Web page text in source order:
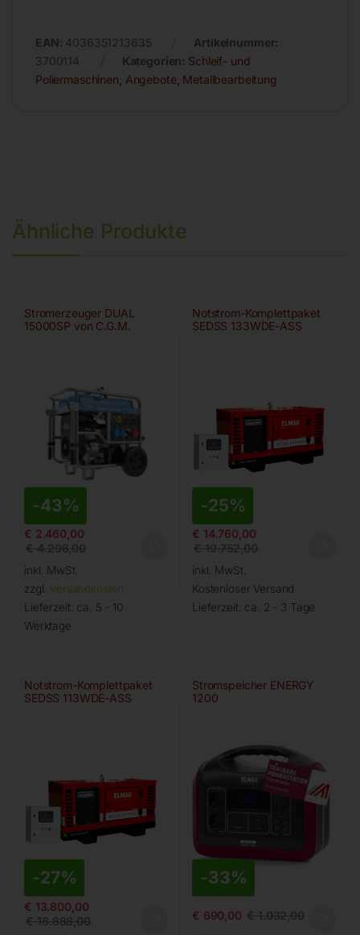
EAN: 4036351213635
Artikelnummer:
3700114
Kategorien: Schleif- und
Poliermaschinen Angebote Metallbearbeitung
Ähnliche Produkte
Stromerzeuger DUAL
15000SP von C.G.M.
-43%
€ 2.460,00
€4.296,00
inkl. MwSt.
zzgl. Versandkosten
Lieferzeit: ca. 5 - 10
Werktage
Notstrom-Komplettpaket
SEDSS 133WDE-ASS
-25%
€ 14.760,00
€19.752,00
inkl. MwSt.
Kostenloser Versand
Lieferzeit: ca. 2 - 3 Tage
Notstrom-Komplettpaket
SEDSS 113WDE-ASS
-27%
€ 13.800,00
€18.888,00
Stromspeicher ENERGY
1200
-33%
€ 690,00 €1.032,00